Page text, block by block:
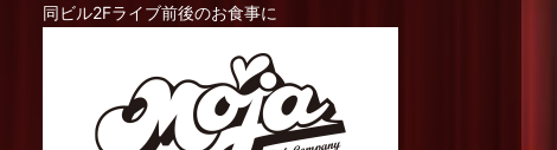
同ビル2Fライブ前後のお食事に